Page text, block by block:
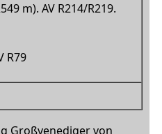
m). AV R214/R219.
R79
Großvenedigervon